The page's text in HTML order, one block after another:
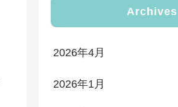
Archives
2026年4月
2026年1月